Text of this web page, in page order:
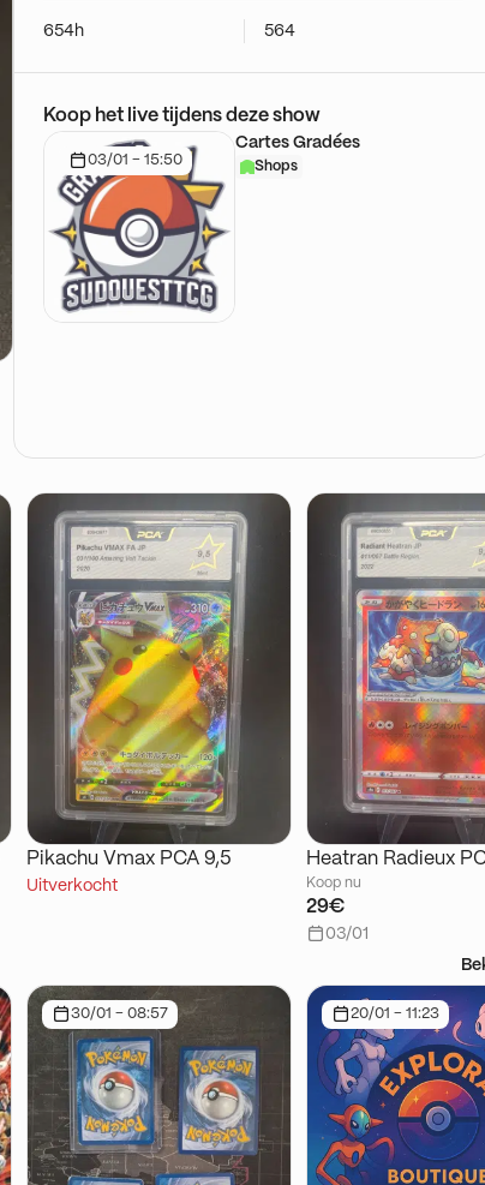
654h 564
Koop het live tijdens deze show
03/01 - 15:50
Cartes Gradées
Shops
Pikachu Vmax PCA 9,5
Uitverkocht
Heatran Radieux
Koop nu
29€
03/01
30/01 - 08:57 20/01 - 11:23